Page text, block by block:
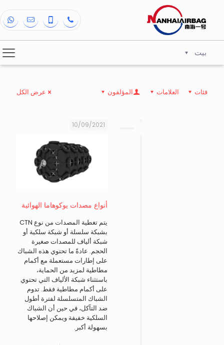
بيت
فئات العلامات المؤلفون عرض الكل
10/09/2021
أنواع مصدات يوكوهاما الهوائية
يتم تغطية المصدات من نوع CTN
بشبكة سلسلة أو شبكة سلكية أو
شبكة ألياف للمصدات صغيرة
الحجم. عادةً ما تحتوي هذه الشباك
على إطارات مستعملة مع أكمام
مطاطية لمزيد من الحماية،
باستثناء شبكة الألياف التي تحتوي
على أكمام مطاطية فقط. تدوم
الشباك المتسلسلة لفترة أطول
ضد التآكل، في حين أن الشباك
السلكية خفيفة ويمكن إصلاحها
بسهولة أكبر.